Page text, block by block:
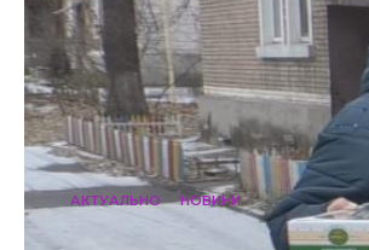
АКТУАЛЬНО НОВИНИ